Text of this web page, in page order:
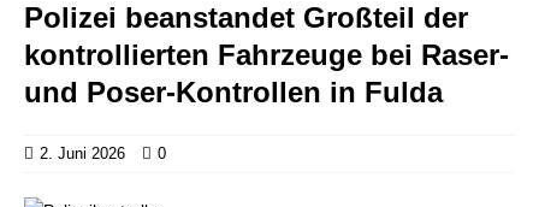
Polizei beanstandet Großteil der
kontrollierten Fahrzeuge bei Raser-
und Poser-Kontrollen in Fulda
2. Juni 2026 0